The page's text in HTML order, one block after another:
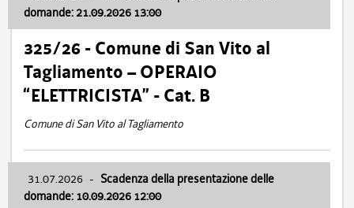
domande: 21.09.2026 13:00
325/26 - Comune di San Vito al
Tagliamento – OPERAIO
“ELETTRICISTA” - Cat. B
Comune di San Vito al Tagliamento
31.07.2026 - Scadenza della presentazione delle
domande: 10.09.2026 12:00